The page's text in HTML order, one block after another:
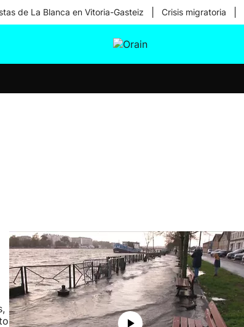
de La Blanca en Vitoria-Gasteiz Crisis migratoria